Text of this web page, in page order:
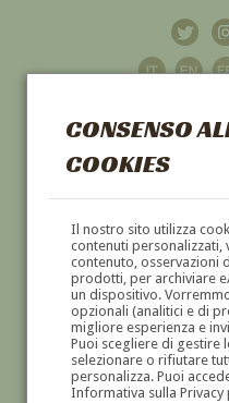
CONSENSO
COOKIES
Il nostro sito utilizza
contenuti personalizzati,
contenuto, osservazioni
prodotti, per archiviare
un dispositivo.
opzionali (analitici e di
migliore esperienza e
Puoi scegliere di gestire
selezionare o rifiutare
personalizza. Puoi
Informativa sulla
DIPINTI E